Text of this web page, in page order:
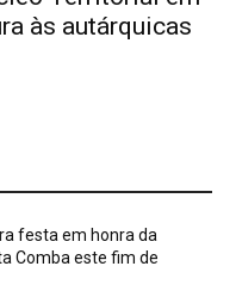
às autárquicas
festa em honra da
Comba este fim de